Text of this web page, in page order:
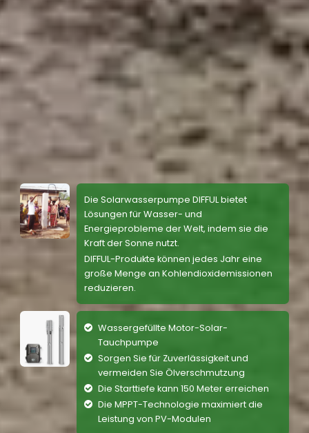
Die Solarwasserpumpe DIFFUL bietet
Lösungen für Wasser- und
Energieprobleme der Welt, indem sie die
Kraft der Sonne nutzt.
DIFFUL-Produkte können jedes Jahr eine
große Menge an Kohlendioxidemissionen
reduzieren.
Wassergefüllte Motor-Solar-
Tauchpumpe
Sorgen Sie für Zuverlässigkeit und
vermeiden Sie Ölverschmutzung
Die Starttiefe kann 150 Meter erreichen
Die MPPT-Technologie maximiert die
Leistung von PV-Modulen